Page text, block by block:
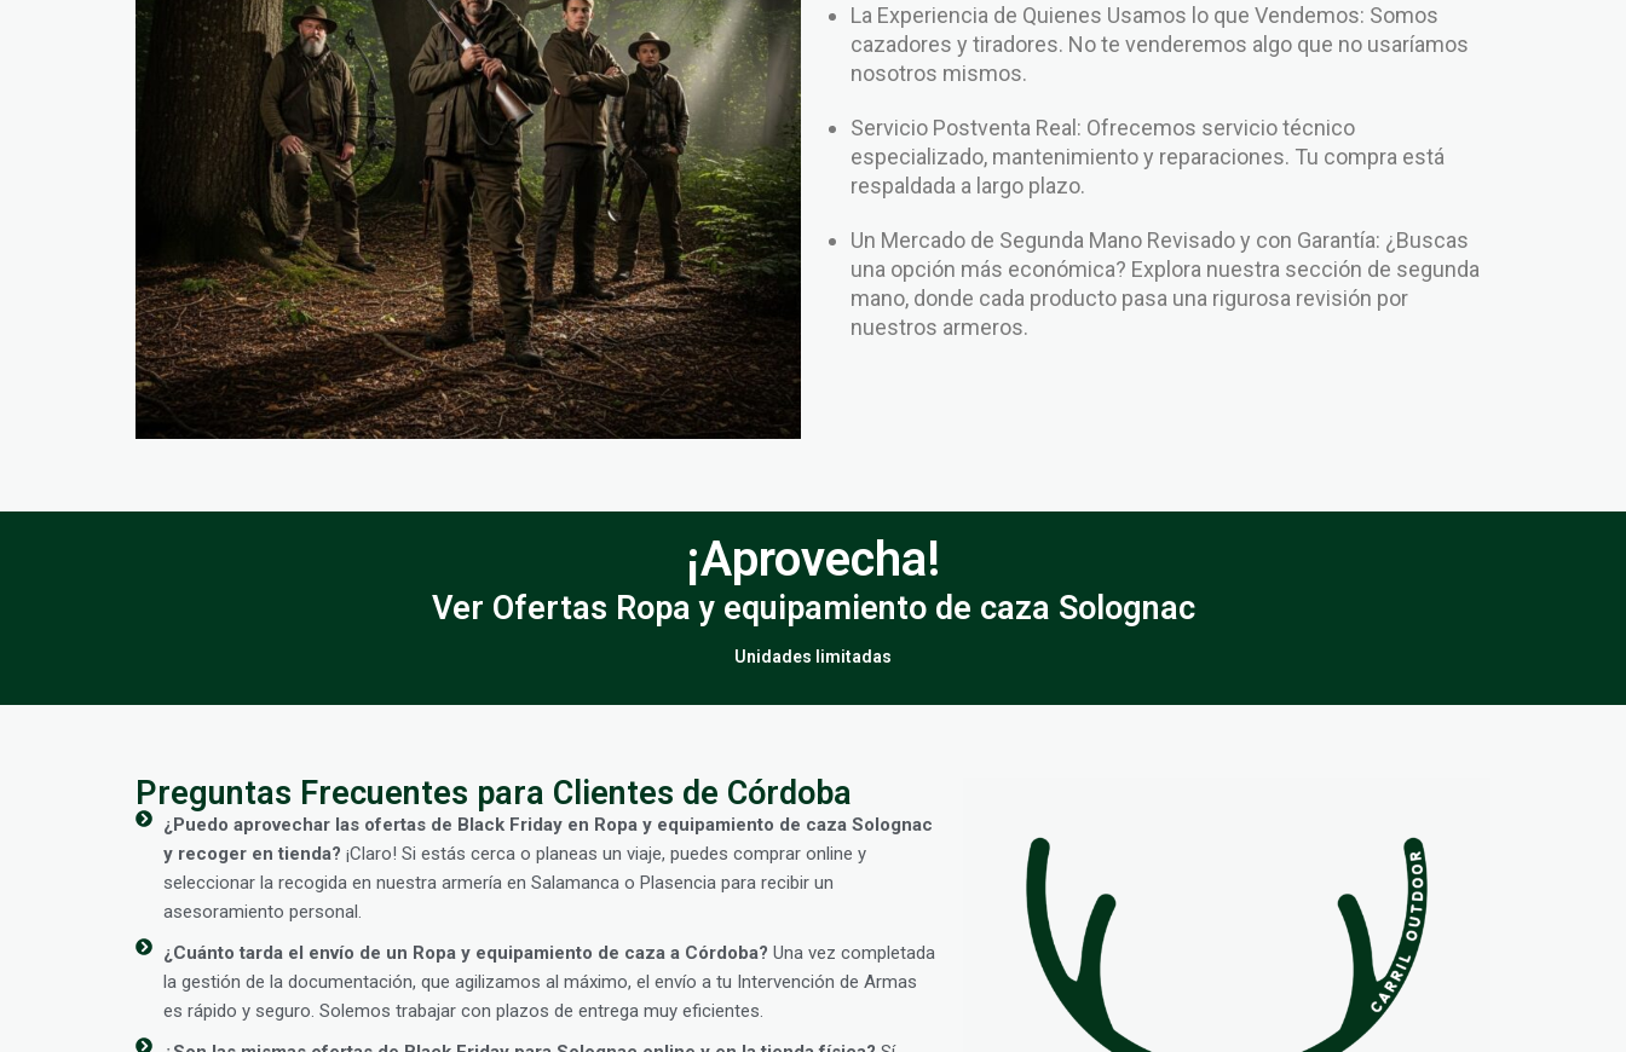
La Experiencia de Quienes Usamos lo que Vendemos: Somos
cazadores y tiradores. No te venderemos algo que no usaríamos
nosotros mismos.
Servicio Postventa Real: Ofrecemos servicio técnico
especializado, mantenimiento y reparaciones. Tu compra está
respaldada a largo plazo.
Un Mercado de Segunda Mano Revisado y con Garantía: ¿Buscas
una opción más económica? Explora nuestra sección de segunda
mano, donde cada producto pasa una rigurosa revisión por
nuestros armeros.
¡Aprovecha!
Ver Ofertas Ropa y equipamiento de caza Solognac
Unidades limitadas
Preguntas Frecuentes para Clientes de Córdoba
¿Puedo aprovechar las ofertas de Black Friday en Ropa y equipamiento de caza Solognac
y recoger en tienda? ¡Claro! Si estás cerca o planeas un viaje, puedes comprar online y
seleccionar la recogida en nuestra armería en Salamanca o Plasencia para recibir un
asesoramiento personal.
¿Cuánto tarda el envío de un Ropa y equipamiento de caza a Córdoba? Una vez completada
la gestión de la documentación, que agilizamos al máximo, el envío a tu Intervención de Armas
es rápido y seguro. Solemos trabajar con plazos de entrega muy eficientes.